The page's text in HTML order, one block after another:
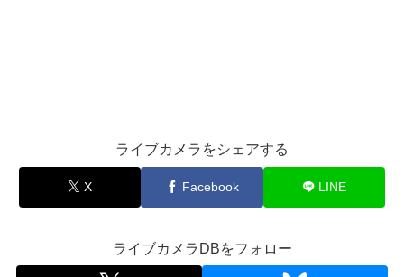
ライブカメラをシェアする
X Facebook LINE
ライブカメラDBをフォロー